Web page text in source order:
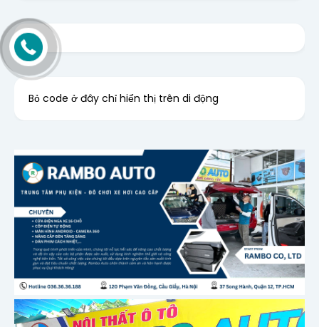
Bỏ code ở đây chỉ hiển thị trên di động